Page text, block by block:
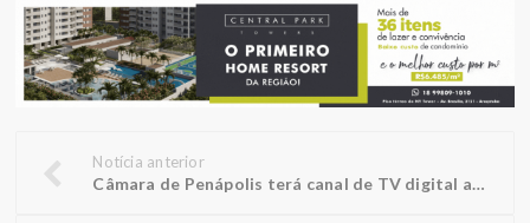
Notícia anterior
Câmara de Penápolis terá canal de TV digital aberto